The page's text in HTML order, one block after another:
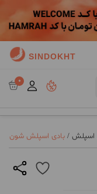
SINDOKHT
0
اسپلش / بادی اسپلش شون مدل